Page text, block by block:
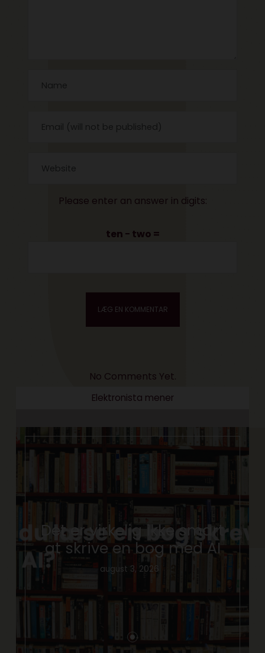
Please enter an answer in digits:
ten − two =
No Comments Yet.
Elektronista mener
Det er virkelig ikke smart
at skrive en bog med AI
august 3, 2026